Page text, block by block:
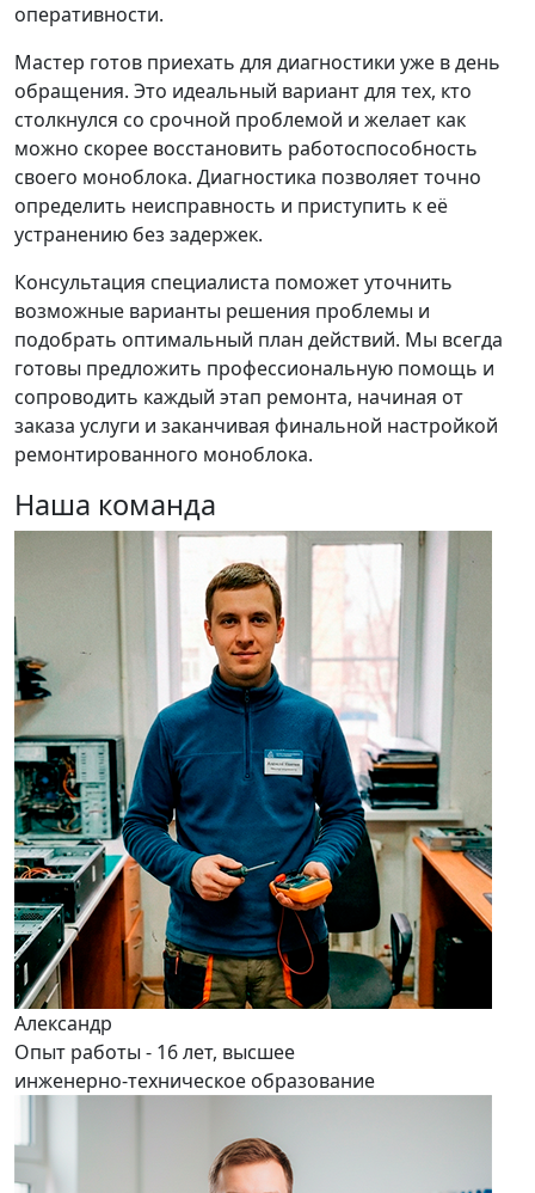
оперативности.
Мастер готов приехать для диагностики уже в день
обращения. Это идеальный вариант для тех, кто
столкнулся со срочной проблемой и желает как
можно скорее восстановить работоспособность
своего моноблока. Диагностика позволяет точно
определить неисправность и приступить к её
устранению без задержек.
Консультация специалиста поможет уточнить
возможные варианты решения проблемы и
подобрать оптимальный план действий. Мы всегда
готовы предложить профессиональную помощь и
сопроводить каждый этап ремонта, начиная от
заказа услуги и заканчивая финальной настройкой
ремонтированного моноблока.
Наша команда
Александр
Опыт работы - 16 лет, высшее
инженерно-техническое образование